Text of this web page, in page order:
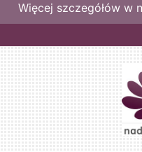
Więcej szczegółów w